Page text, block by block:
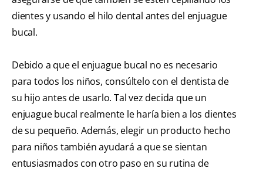
dientes y usando el hilo dental antes del enjuague
bucal.
Debido a que el enjuague bucal no es necesario
para todos los niños, consúltelo con el dentista de
su hijo antes de usarlo. Tal vez decida que un
enjuague bucal realmente le haría bien a los dientes
de su pequeño. Además, elegir un producto hecho
para niños también ayudará a que se sientan
entusiasmados con otro paso en su rutina de